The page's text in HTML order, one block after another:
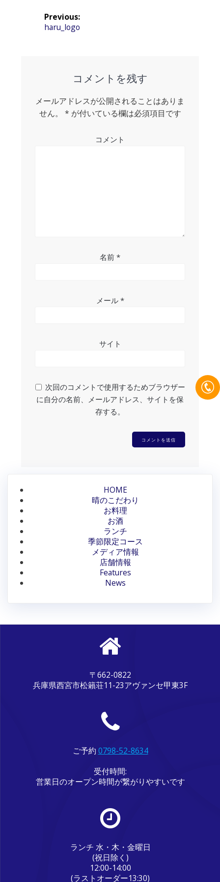
Previous:
Previous
haru_logo
コメントを残す
メールアドレスが公開されることはありま
せん。
* が付いている欄は必須項目です
コメント
名前 *
メール *
サイト
次回のコメントで使用するためブラウザー
に自分の名前、メールアドレス、サイトを保
存する。
HOME
晴のこだわり
お料理
お酒
ランチ
季節限定コース
メディア情報
店舗情報
Features
News
〒662-0822
兵庫県西宮市松籟荘11-23アヴァンセ甲東3F
ご予約 0798-52-8634
受付時間:
営業日のオープン時間が繋がりやすいです
ランチ 水・木・金曜日
(祝日除く)
12:00-14:00
(ラストオーダー13:30)